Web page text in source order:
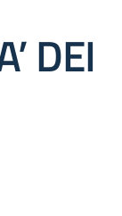
DEI